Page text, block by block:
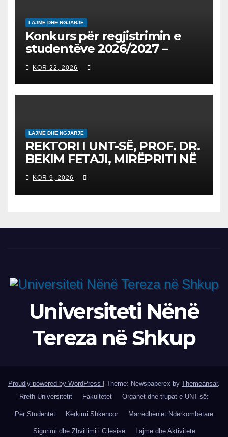
LAJME DHE NGJARJE
Konkurs për regjistrimin e
studentëve 2026/2027 –
Конкурс за запишување на
студенти за 2026/2027
KOR 22, 2026
LAJME DHE NGJARJE
REKTORI I UNT-SË, PROF. DR.
BEKIM FETAJI, MIRËPRITI NË
TAKIM ZYRTAR DREJTORIN E
SH.A MEPSO, DR. BURIM
LATIFIN
KOR 9, 2026
Universiteti Nënë
Tereza në Shkup
Proudly powered by WordPress | Theme: Newspaperex by Themeansar.
Rreth Universitetit
Fakultetet Organet dhe trupat e UNT-së:
Për Studentët Kërkimi Shkencor Marrëdhëniet Ndërkombëtare
Sigurimi dhe Zhvillimi i Cilësisë Lajme dhe Aktivitete